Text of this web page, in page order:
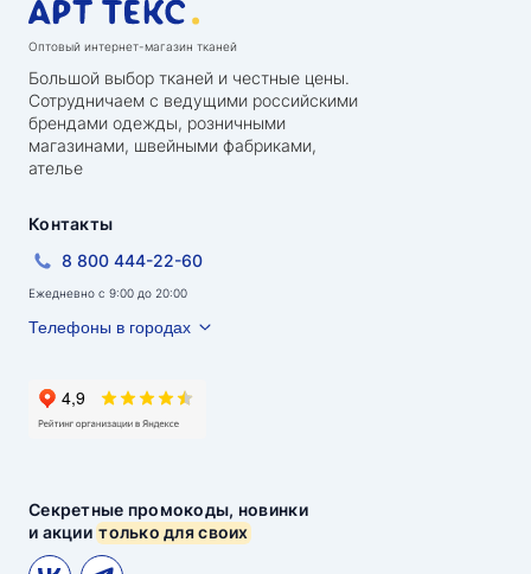
Оптовый интернет-магазин тканей
Большой выбор тканей и честные цены.
Сотрудничаем с ведущими российскими
брендами одежды, розничными
магазинами, швейными фабриками,
ателье
Секретные промокоды, новинки
и акциитолько для своих
Контакты
8 800 444-22-60
Ежедневно с 9:00 до 20:00
Телефоны в городах